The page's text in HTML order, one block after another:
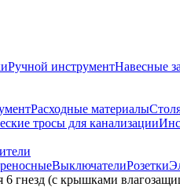
Ручной инструментНавесные
Расходные материалы
тросы для канализации
ВыключателиРозетки
6 гнезд (с крышками